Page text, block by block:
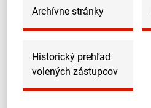
Archívne stránky
Historický prehľad
volených zástupcov